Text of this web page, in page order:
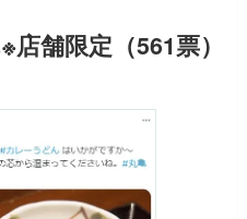
舗限定（561票）